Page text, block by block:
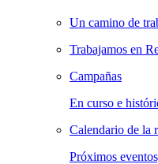
Un camino de
Trabajamos en
Campañas
En curso e
Calendario de la
Próximos